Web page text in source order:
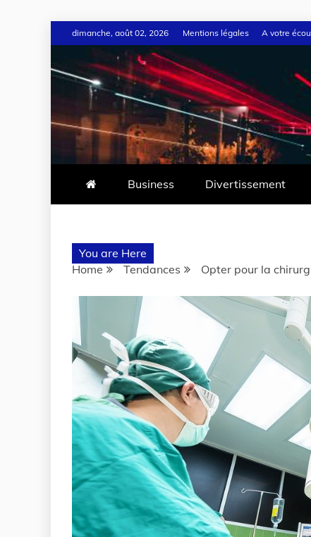
dimanche, août 02, 2026 Mentions légales A votre
Business Divertissement
You are Here
Home
Tendances Opter pour la